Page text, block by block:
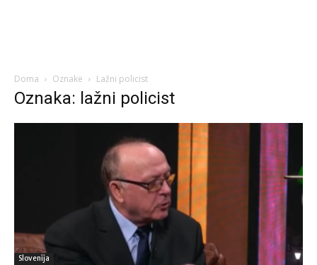
Doma Oznake Lažni policist
Oznaka: lažni policist
Slovenija